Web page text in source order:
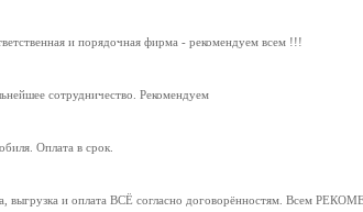
и порядочная фирма - рекомендуем всем !!!
сотрудничество. Рекомендуем
Оплата в срок.
выгрузка и оплата ВСЁ согласно договорённостям. Всем